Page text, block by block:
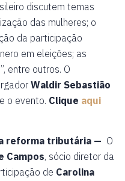
discutem temas
das mulheres; o
da participação
em eleições; as
entre outros. O
Waldir Sebastião
o evento. Clique aqui
reforma tributária — O
Campos, sócio diretor da
de Carolina